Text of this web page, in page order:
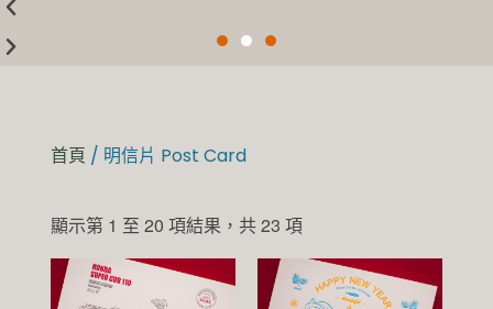
首頁 / 明信片 Post Card
顯示第 1 至 20 項結果，共 23 項